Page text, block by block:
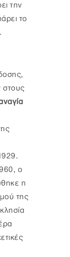
την
το
στους
ο
η
της